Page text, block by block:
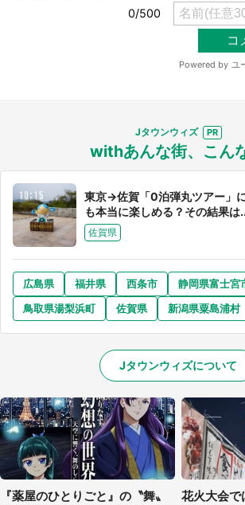
Jタウンウィズ
withあんな街、こん
東京→佐賀「0泊弾丸ツアー」
も本当に楽しめる？その結果は
佐賀県
広島県 福井県 西条市 静岡県富士宮
鳥取県湯梨浜町
佐賀県 新潟県粟島浦村
Jタウンウィズについて
『薬屋のひとりごと』の〝舞〟
花火大会